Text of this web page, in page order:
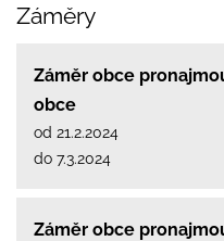
Záměry
Záměr obce
obce
od 21.2.2024
do 7.3.2024
Záměr obce